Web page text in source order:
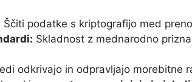
Ščiti podatke s kriptografijo med
Skladnost z mednarodno
odkrivajo in odpravljajo